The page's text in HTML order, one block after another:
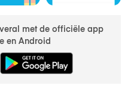
met de officiële app
en Android